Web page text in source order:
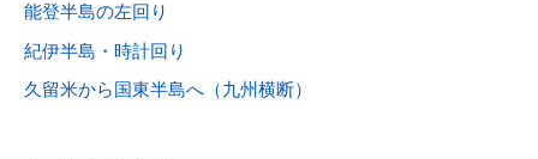
能登半島の左回り
紀伊半島・時計回り
久留米から国東半島へ（九州横断）